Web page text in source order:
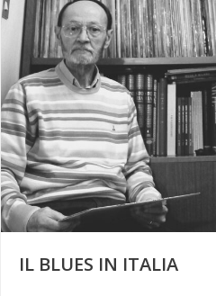
IL BLUES IN ITALIA